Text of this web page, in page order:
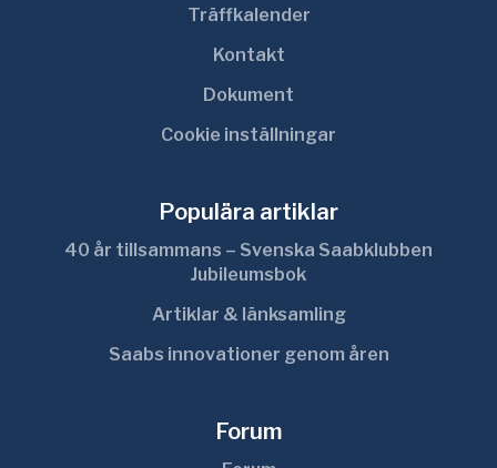
Träffkalender
Kontakt
Dokument
Cookie inställningar
Populära artiklar
40 år tillsammans – Svenska Saabklubben
Jubileumsbok
Artiklar & länksamling
Saabs innovationer genom åren
Forum